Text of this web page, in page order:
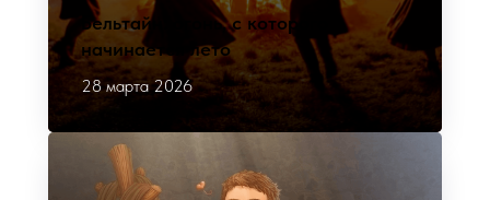
Бельтайн: огонь, с которого
начинается лето
28 марта 2026